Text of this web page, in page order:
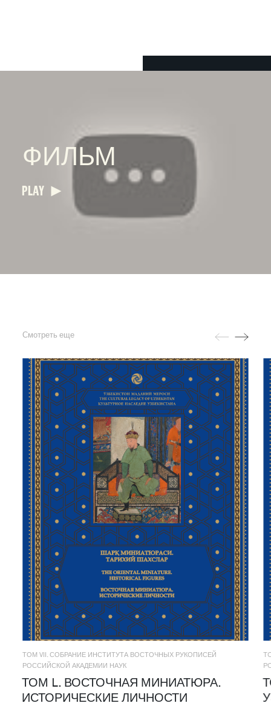
ФИЛЬМ
PLAY
Смотреть еще
ТОМ VII. СОБРАНИЕ ИНСТИТУТА ВОСТОЧНЫХ РУКОПИСЕЙ
РОССИЙСКОЙ АКАДЕМИИ НАУК
ТОМ L. ВОСТОЧНАЯ МИНИАТЮРА.
ИСТОРИЧЕСКИЕ ЛИЧНОСТИ